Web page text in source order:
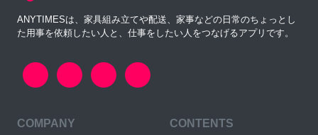
ANYTIMESは、家具組み立てや配送、家事などの日常のちょっとし
た用事を依頼したい人と、仕事をしたい人をつなげるアプリです。
COMPANY CONTENTS